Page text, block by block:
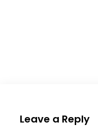
Leave a Reply